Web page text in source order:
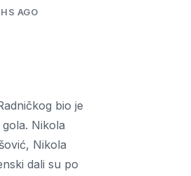
AGO
bio je
Nikola
Nikola
dali su po